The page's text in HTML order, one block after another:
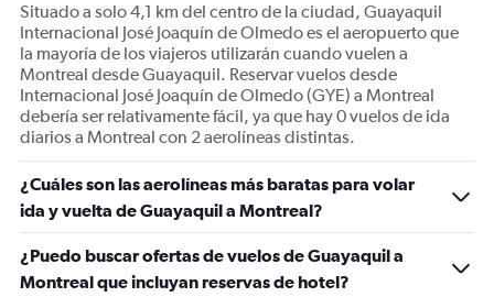
Situado a solo 4,1 km del centro de la ciudad, Guayaquil
Internacional José Joaquín de Olmedo es el aeropuerto que
la mayoría de los viajeros utilizarán cuando vuelen a
Montreal desde Guayaquil. Reservar vuelos desde
Internacional José Joaquín de Olmedo (GYE) a Montreal
debería ser relativamente fácil, ya que hay 0 vuelos de ida
diarios a Montreal con 2 aerolíneas distintas.
¿Cuáles son las aerolíneas más baratas para volar
ida y vuelta de Guayaquil a Montreal?
¿Puedo buscar ofertas de vuelos de Guayaquil a
Montreal que incluyan reservas de hotel?